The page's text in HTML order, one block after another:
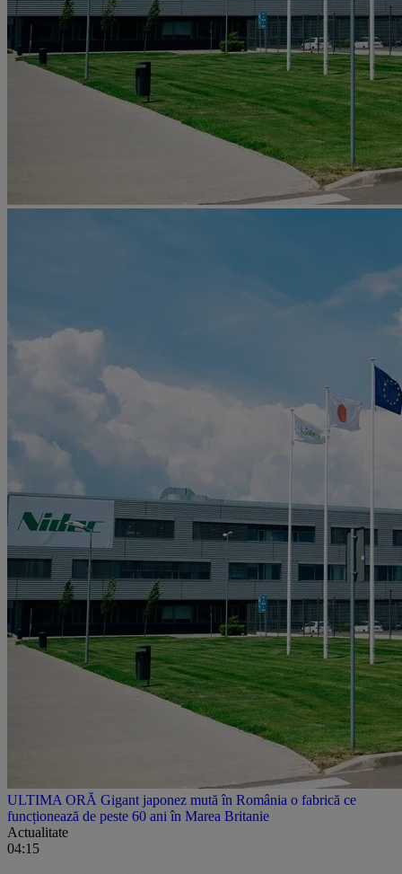
ULTIMA ORĂ Gigant japonez mută în România o fabrică ce
funcționează de peste 60 ani în Marea Britanie
Actualitate
04:15